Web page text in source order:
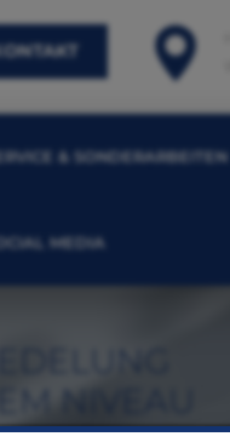
& SONDERARBEITEN
MEDIA
NIVEAU